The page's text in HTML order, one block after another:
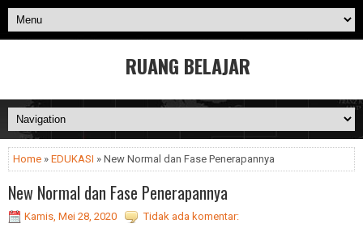
RUANG BELAJAR
Home » EDUKASI » New Normal dan Fase Penerapannya
New Normal dan Fase Penerapannya
Kamis, Mei 28, 2020 Tidak ada komentar: